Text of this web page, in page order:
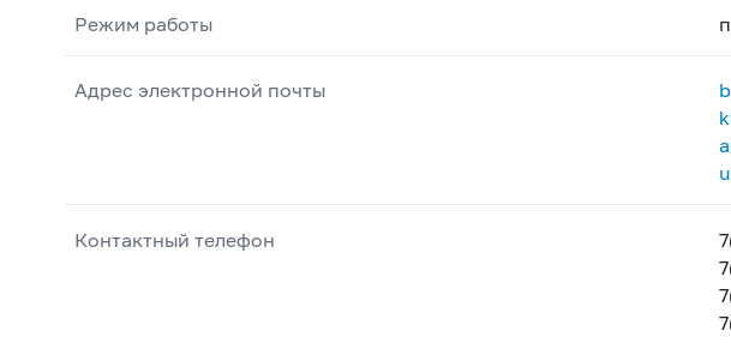
Режим работы
Адрес электронной почты
Контактный телефон